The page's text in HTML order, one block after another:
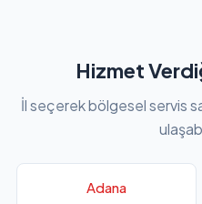
Hizmet
İl seçerek bölgesel servis
Adana